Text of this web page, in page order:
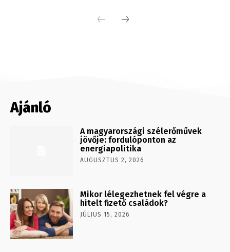
Ajánló
A magyarországi szélerőművek
jövője: fordulóponton az
energiapolitika
AUGUSZTUS 2, 2026
Mikor lélegezhetnek fel végre a
hitelt fizető családok?
JÚLIUS 15, 2026